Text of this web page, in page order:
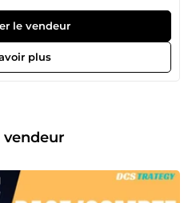
de l’agence
j’accompagne les auteurs
KDP et le marketing digital à
rentable. 💬 Contacte-moi
ton projet en résultats
le vendeur
plus
vendeur